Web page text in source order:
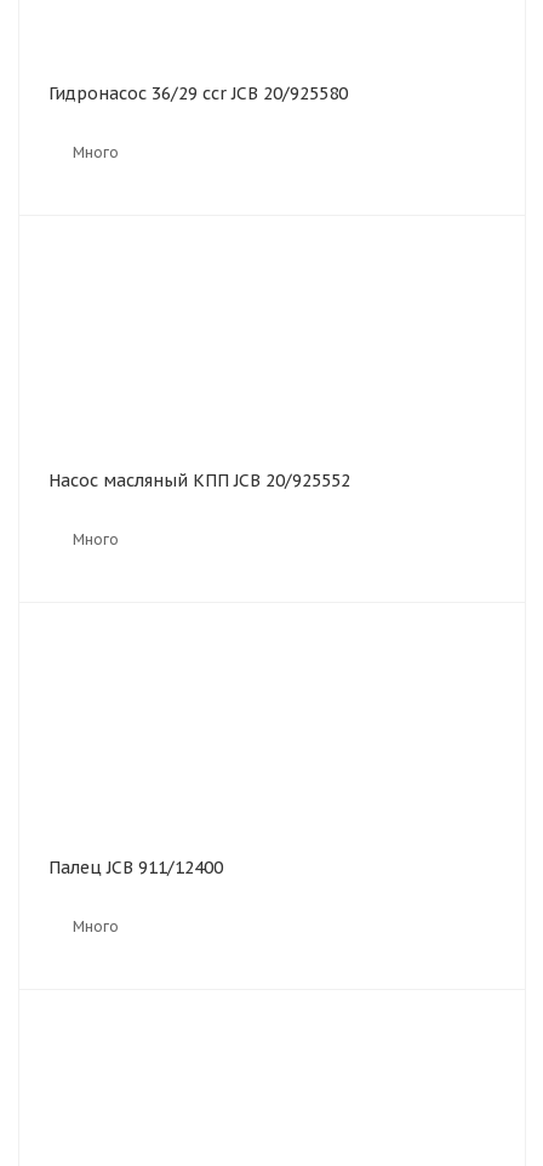
Гидронасос 36/29 ccr JCB 20/925580
Много
Насос масляный КПП JCB 20/925552
Много
Палец JCB 911/12400
Много